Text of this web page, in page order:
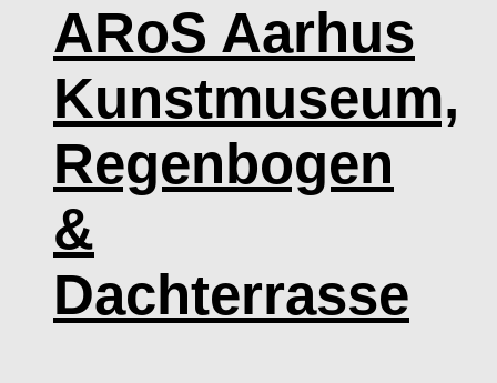
ARoS Aarhus
Kunstmuseum,
Regenbogen
&
Dachterrasse